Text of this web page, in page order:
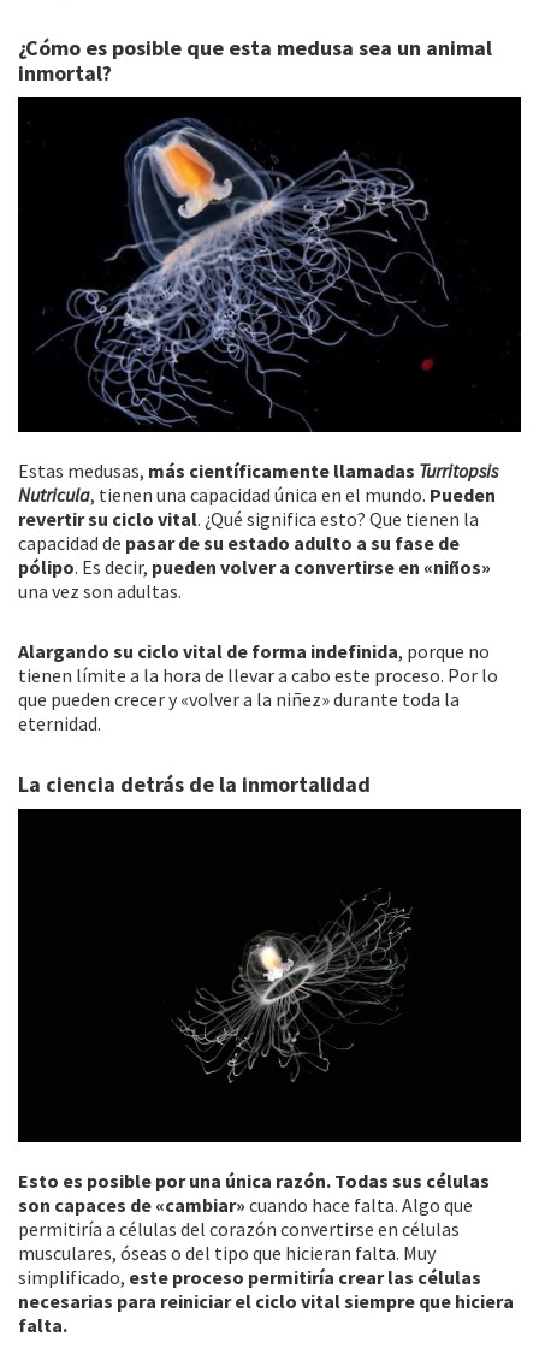
¿Cómo es posible que esta medusa sea un animal
inmortal?
Estas medusas, más científicamente llamadas Turritopsis
Nutricula, tienen una capacidad única en el mundo. Pueden
revertir su ciclo vital. ¿Qué significa esto? Que tienen la
capacidad de pasar de su estado adulto a su fase de
pólipo. Es decir, pueden volver a convertirse en «niños»
una vez son adultas.
Alargando su ciclo vital de forma indefinida, porque no
tienen límite a la hora de llevar a cabo este proceso. Por lo
que pueden crecer y «volver a la niñez» durante toda la
eternidad.
La ciencia detrás de la inmortalidad
Esto es posible por una única razón. Todas sus células
son capaces de «cambiar» cuando hace falta. Algo que
permitiría a células del corazón convertirse en células
musculares, óseas o del tipo que hicieran falta. Muy
simplificado, este proceso permitiría crear las células
necesarias para reiniciar el ciclo vital siempre que hiciera
falta.